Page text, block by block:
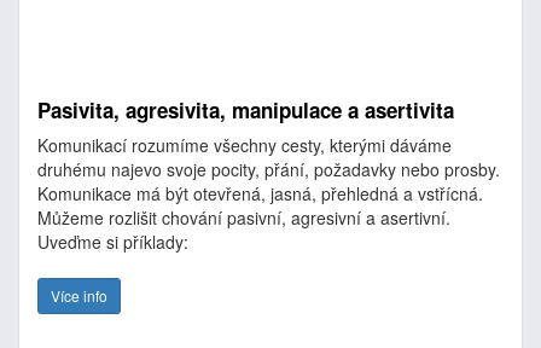
Pasivita, agresivita, manipulace a asertivita
Komunikací rozumíme všechny cesty, kterými dáváme
druhému najevo svoje pocity, přání, požadavky nebo prosby.
Komunikace má být otevřená, jasná, přehledná a vstřícná.
Můžeme rozlišit chování pasivní, agresivní a asertivní.
Uveďme si příklady:
Více info